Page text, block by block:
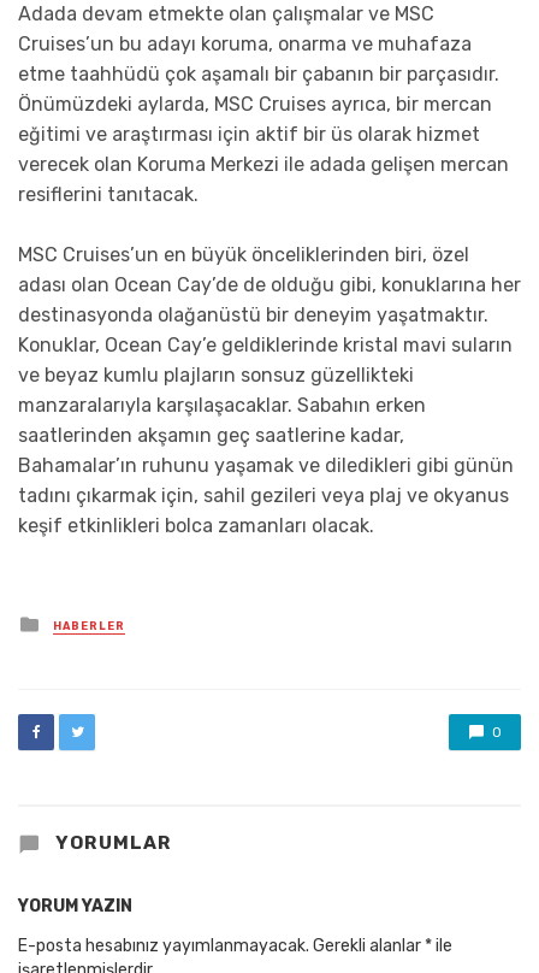
Adada devam etmekte olan çalışmalar ve MSC
Cruises’un bu adayı koruma, onarma ve muhafaza
etme taahhüdü çok aşamalı bir çabanın bir parçasıdır.
Önümüzdeki aylarda, MSC Cruises ayrıca, bir mercan
eğitimi ve araştırması için aktif bir üs olarak hizmet
verecek olan Koruma Merkezi ile adada gelişen mercan
resiflerini tanıtacak.
MSC Cruises’un en büyük önceliklerinden biri, özel
adası olan Ocean Cay’de de olduğu gibi, konuklarına her
destinasyonda olağanüstü bir deneyim yaşatmaktır.
Konuklar, Ocean Cay’e geldiklerinde kristal mavi suların
ve beyaz kumlu plajların sonsuz güzellikteki
manzaralarıyla karşılaşacaklar. Sabahın erken
saatlerinden akşamın geç saatlerine kadar,
Bahamalar’ın ruhunu yaşamak ve diledikleri gibi günün
tadını çıkarmak için, sahil gezileri veya plaj ve okyanus
keşif etkinlikleri bolca zamanları olacak.
Posted
in
HABERLER
0
YORUMLAR
YORUM YAZIN
E-posta hesabınız yayımlanmayacak. Gerekli alanlar *ile